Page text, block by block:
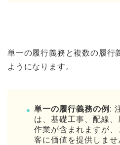
単一の履行義務と複数の履行
ようになります。
単一の履行義務の例 :
は、基礎工事、配線
作業が含まれますが
客に価値を提供しま